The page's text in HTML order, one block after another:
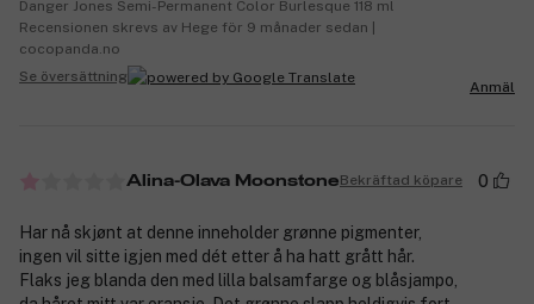
Danger Jones Semi-Permanent Color Burlesque 118 ml
Recensionen skrevs av Hege för 9 månader sedan |
cocopanda.no
Se översättning
Anmäl
Alina-Olava MoonstoneBekräftad köpare 0
Har nå skjønt at denne inneholder grønne pigmenter,
ingen vil sitte igjen med dét etter å ha hatt grått hår.
Flaks jeg blanda den med lilla balsamfarge og blåsjampo,